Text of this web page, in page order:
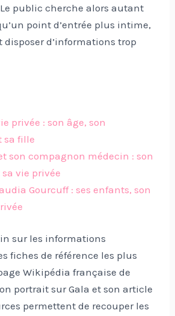
public cherche alors autant
point d’entrée plus intime,
d’informations trop
privée : son âge, son
sa fille
son compagnon médecin : son
vie privée
Gourcuff : ses enfants, son
sur les informations
fiches de référence les plus
Wikipédia française de
portrait sur Gala et son article
permettent de recouper les